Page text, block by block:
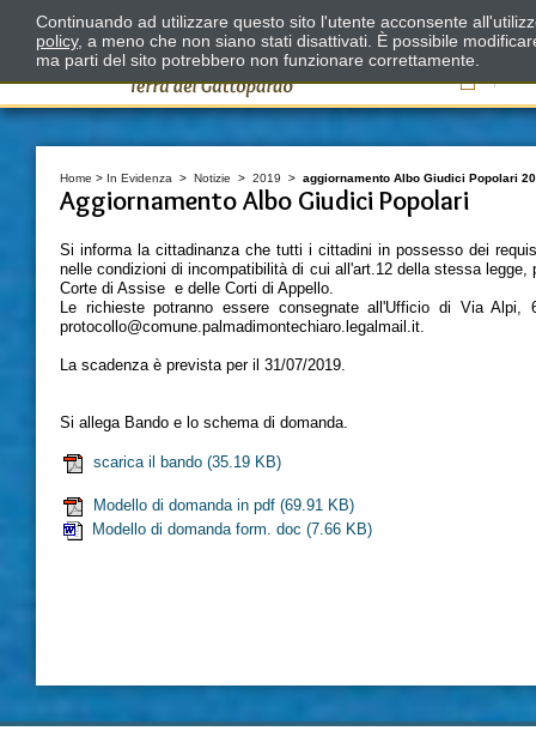
Il
Home > In Evidenza > Notizie > 2019 > aggiornamento Albo Giudici Popolari
Aggiornamento Albo Giudici Popolari
Si informa la cittadinanza che tutti i cittadini in possesso dei
nelle condizioni di incompatibilità di cui all'art.12 della stessa
Corte di Assise e delle Corti di Appello.
Le richieste potranno essere consegnate all'Ufficio di Via
protocollo@comune.palmadimontechiaro.legalmail.it.
La scadenza è prevista per il 31/07/2019.
Si allega Bando e lo schema di domanda.
scarica il bando (35.19 KB)
Modello di domanda in pdf (69.91 KB)
Modello di domanda form. doc (7.66 KB)
Continuando ad utilizzare questo sito l'utente acconsente
policy, a meno che non siano stati disattivati. È possibile
ma parti del sito potrebbero non funzionare correttamente.